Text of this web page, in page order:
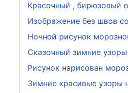
Красочный , бирюзовый
Изображение без швов
Ночной рисунок
Сказочный зимние
Рисунок нарисован
Зимние красивые узоры